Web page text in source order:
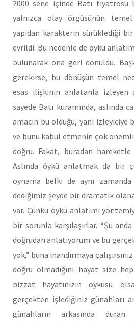
2000 sene içinde Batı tiyatrosu
yalnızca olay örgüsünün
yapıdan karakterin sürüklediği
evrildi. Bu nedenle de öykü
bulunarak ona geri dönüldü.
gerekirse, bu dönüşün temel
esas ilişkinin anlatanla izleyen
sayede Batı kuramında, aslında
amacın bu olduğu, yani izleyiciye
ve bunu kabul etmenin çok
doğru. Fakat, buradan
Aslında öykü anlatmak da bir
oynama belki de aynı
dediğimiz şeyde bir dramatik
var. Çünkü öykü anlatımı
bir sorunla karşılaşırlar. “Şu
doğrudan anlatıyorum ve bu
yok,” buna inandırmaya
doğru olmadığını hayat size
bizzat hayatınızın öyküsü
gerçekten işlediğiniz günahları
günahların arkasında